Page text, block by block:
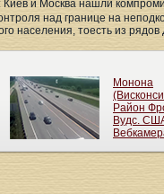
над границе на
населения, тоесть из